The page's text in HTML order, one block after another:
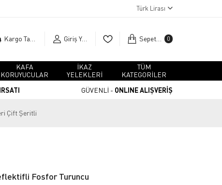
Türk Lirası
Giriş Yap Sepetim 0
KAFA
KORUYUCULAR
İKAZ
YELEKLERİ
TÜM
KATEGORİLER
GÜVENLİ - ONLINE ALIŞVERİŞ
Çift Şeritli
Fosfor Turuncu